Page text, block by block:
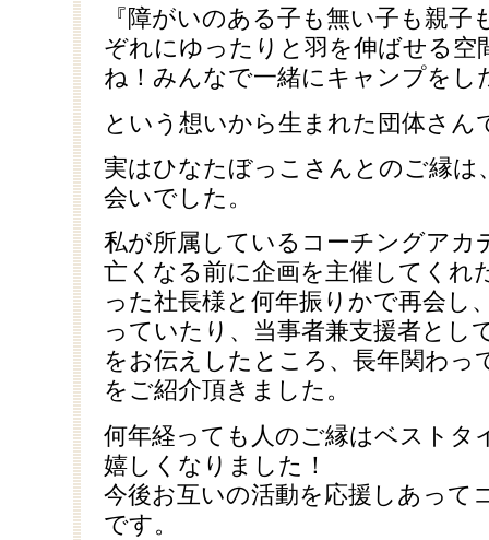
『障がいのある子も無い子も親
ぞれにゆったりと羽を伸ばせる空
ね！みんなで一緒にキャンプをし
という想いから生まれた団体さん
実はひなたぼっこさんとのご縁は
会いでした。
私が所属しているコーチングアカ
亡くなる前に企画を主催してくれ
った社長様と何年振りかで再会し
っていたり、当事者兼支援者とし
をお伝えしたところ、長年関わ
をご紹介頂きました。
何年経っても人のご縁はベストタ
嬉しくなりました！
今後お互いの活動を応援しあって
です。